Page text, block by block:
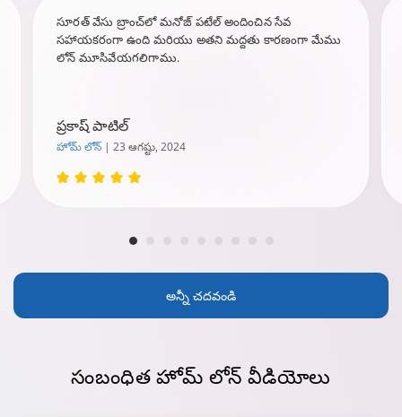
సూరత్ వేసు బ్రాంచ్‌లో మనోజ్ పటేల్ అందించిన సేవ
సహాయకరంగా ఉంది మరియు అతని మద్దతు కారణంగా మేము
లోన్ మూసివేయగలిగాము.
ప్రకాష్ పాటిల్
హోమ్ లోన్ | 23 ఆగష్టు, 2024
అన్నీ చదవండి
సంబంధిత హోమ్ లోన్వీడియోలు